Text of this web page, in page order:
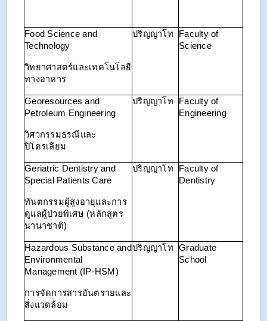
Food Science and
Technology
วิทยาศาสตร์และเทคโนโลยี
ทางอาหาร
ปริญญาโท
Faculty of
Science
Georesources and
Petroleum Engineering
วิศวกรรมธรณีและ
ปิโตรเลียม
ปริญญาโท
Faculty of
Engineering
Geriatric Dentistry and
Special Patients Care
ทันตกรรมผู้สูงอายุและการ
ดูแลผู้ป่วยพิเศษ (หลักสูตร
นานาชาติ)
ปริญญาโท
Faculty of
Dentistry
Hazardous Substance and
Environmental
Management (IP-HSM)
การจัดการสารอันตรายและ
สิ่งแวดล้อม
ปริญญาโท
Graduate
School